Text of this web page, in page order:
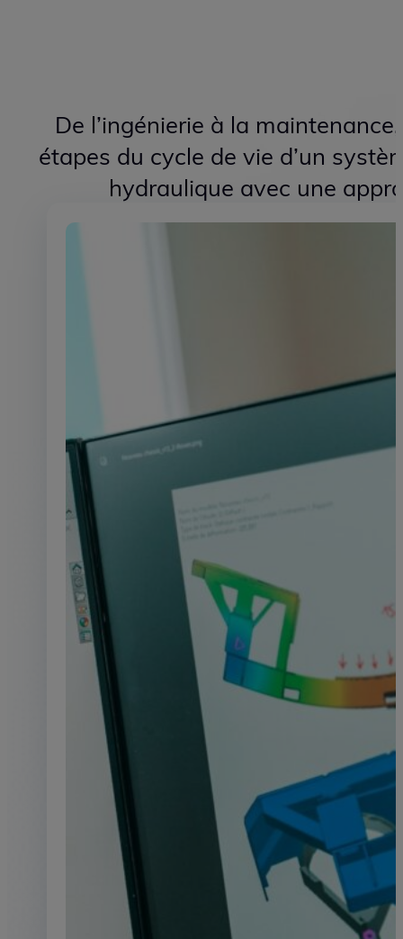
connectée
HYNOXELIS accompagne les
De l’ingénierie à la
étapes du cycle de vie d’un
hydraulique avec une